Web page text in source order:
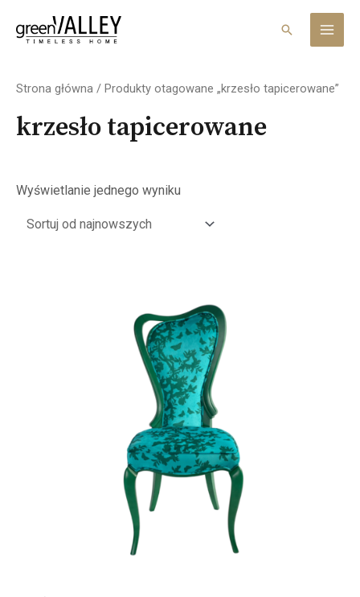
content
Search
Strona główna / Produkty otagowane „krzesło tapicerowane”
krzesło tapicerowane
Wyświetlanie jednego wyniku